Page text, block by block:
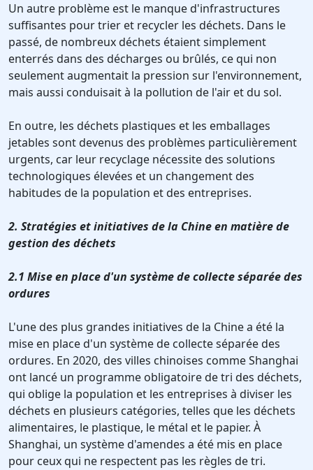
Un autre problème est le manque d'infrastructures
suffisantes pour trier et recycler les déchets. Dans le
passé, de nombreux déchets étaient simplement
enterrés dans des décharges ou brûlés, ce qui non
seulement augmentait la pression sur l'environnement,
mais aussi conduisait à la pollution de l'air et du sol.
En outre, les déchets plastiques et les emballages
jetables sont devenus des problèmes particulièrement
urgents, car leur recyclage nécessite des solutions
technologiques élevées et un changement des
habitudes de la population et des entreprises.
2. Stratégies et initiatives de la Chine en matière de
gestion des déchets
2.1 Mise en place d'un système de collecte séparée des
ordures
L'une des plus grandes initiatives de la Chine a été la
mise en place d'un système de collecte séparée des
ordures. En 2020, des villes chinoises comme Shanghai
ont lancé un programme obligatoire de tri des déchets,
qui oblige la population et les entreprises à diviser les
déchets en plusieurs catégories, telles que les déchets
alimentaires, le plastique, le métal et le papier. À
Shanghai, un système d'amendes a été mis en place
pour ceux qui ne respectent pas les règles de tri.